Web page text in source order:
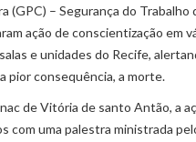
(GPC) – Segurança do
ação de conscientização em
e unidades do Recife,
pior consequência, a morte.
de Vitória de santo Antão, a
com uma palestra ministrada